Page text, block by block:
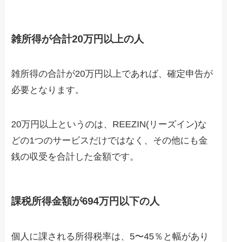
雑所得が合計20万円以上の人
雑所得の合計が20万円以上であれば、確定申告が
必要となります。
20万円以上というのは、REEZIN(リーズイン)な
どの1つのサービスだけではなく、その他にも金
銭の収受を合計した金額です。
課税所得金額が694万円以下の人
個人に課される所得税率は、5〜45％と幅があり